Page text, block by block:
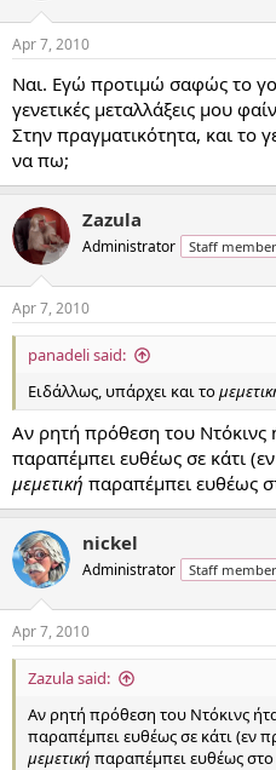
Apr 7, 2010
Ναι. Εγώ προτιμώ σαφώς το
γενετικές μεταλλάξεις μου
Στην πραγματικότητα, και το
να πω;
Zazula
Administrator Staff member
Apr 7, 2010
panadeli said:
Ειδάλλως, υπάρχει και το
Αν ρητή πρόθεση του Ντόκινς
παραπέμπει ευθέως σε κάτι
μεμετική παραπέμπει ευθέως
nickel
Administrator Staff member
Apr 7, 2010
Zazula said:
Αν ρητή πρόθεση του Ντόκινς
παραπέμπει ευθέως σε κάτι (εν
μεμετική παραπέμπει ευθέως στο